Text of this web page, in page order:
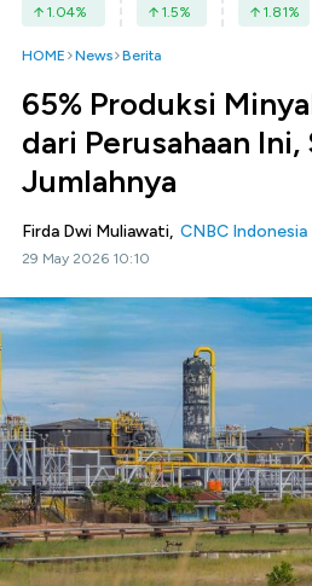
1.04% 1.5% 1.81%
HOME News Berita
65% Produksi
dari Perusahaan Ini,
Jumlahnya
Firda Dwi Muliawati, CNBC Indonesia
29 May 2026 10:10